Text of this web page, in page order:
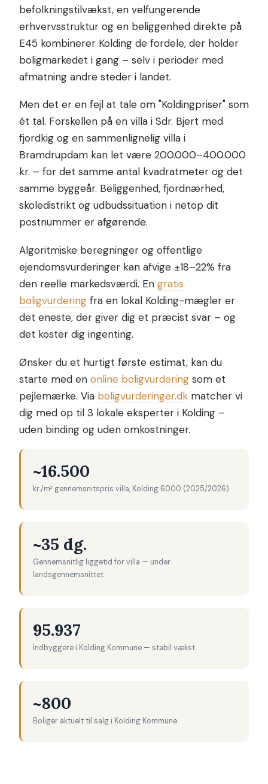
befolkningstilvækst, en velfungerende
erhvervsstruktur og en beliggenhed direkte på
E45 kombinerer Kolding de fordele, der holder
boligmarkedet i gang – selv i perioder med
afmatning andre steder i landet.
Men det er en fejl at tale om "Koldingpriser" som
ét tal. Forskellen på en villa i Sdr. Bjert med
fjordkig og en sammenlignelig villa i
Bramdrupdam kan let være 200.000–400.000
kr. – for det samme antal kvadratmeter og det
samme byggeår. Beliggenhed, fjordnærhed,
skoledistrikt og udbudssituation i netop dit
postnummer er afgørende.
Algoritmiske beregninger og offentlige
ejendomsvurderinger kan afvige ±18–22% fra
den reelle markedsværdi. En gratis
boligvurdering fra en lokal Kolding-mægler er
det eneste, der giver dig et præcist svar – og
det koster dig ingenting.
Ønsker du et hurtigt første estimat, kan du
starte med en online boligvurdering som et
pejlemærke. Via boligvurderinger.dk matcher vi
dig med op til 3 lokale eksperter i Kolding –
uden binding og uden omkostninger.
~16.500
kr./m² gennemsnitspris villa, Kolding 6000 (2025/2026)
~35 dg.
Gennemsnitlig liggetid for villa — under
landsgennemsnittet
95.937
Indbyggere i Kolding Kommune — stabil vækst
~800
Boliger aktuelt til salg i Kolding Kommune